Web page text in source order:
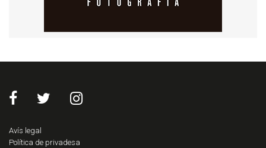
Avís legal
Política de privadesa